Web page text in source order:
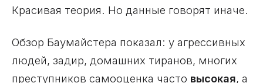
Красивая теория. Но данные говорят иначе.
Обзор Баумайстера показал: у агрессивных
людей, задир, домашних тиранов, многих
преступников самооценка часто высокая, а